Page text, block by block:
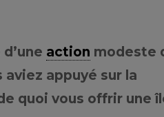
action modeste
appuyé sur la
quoi vous offrir une